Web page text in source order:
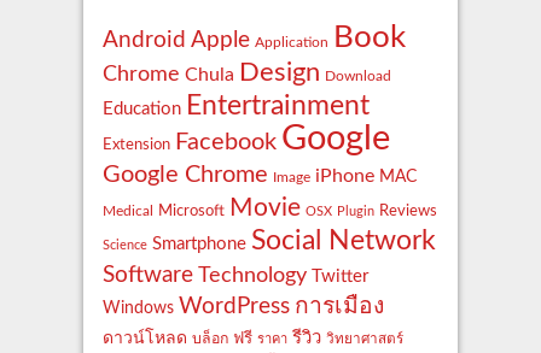
Android Apple Application Book
Chrome Chula Design Download
Education Entertrainment
Extension Facebook Google
Google Chrome Image iPhone MAC
Medical Microsoft Movie OSX Plugin Reviews
Science Smartphone Social Network
Software Technology
Twitter
Windows WordPress การเมือง
ดาวน์โหลด บล็อก ฟรี ราคา รีวิว วิทยาศาสตร์